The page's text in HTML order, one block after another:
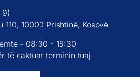
9)
110, 10000 Prishtinë, Kosovë
- 08:30 - 16:30
të caktuar terminin tuaj.